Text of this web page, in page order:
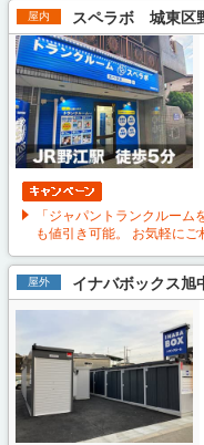
屋内 スペラボ 城東区
「ジャパントランクルー
も値引き可能。 お気軽にご
屋外 イナバボックス旭